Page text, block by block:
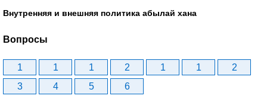
Внутренняя и внешняя политика абылай хана
Вопросы
1 1 1 2 1 1
2
3
4 5 6